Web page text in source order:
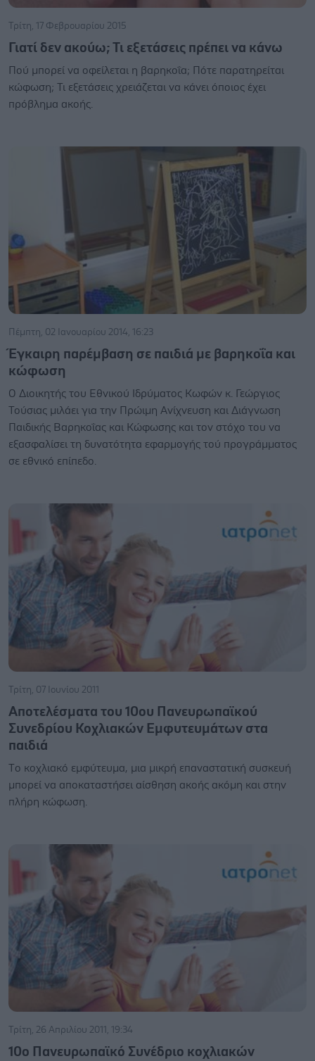
Τρίτη, 17 Φεβρουαρίου 2015
Γιατί δεν ακούω; Τι εξετάσεις πρέπει να κάνω
Πού μπορεί να οφείλεται η βαρηκοΐα; Πότε παρατηρείται
κώφωση; Τι εξετάσεις χρειάζεται να κάνει όποιος έχει
πρόβλημα ακοής.
Πέμπτη, 02 Ιανουαρίου 2014, 16:23
Έγκαιρη παρέμβαση σε παιδιά με βαρηκοΐα και
κώφωση
Ο Διοικητής του Εθνικού Ιδρύματος Κωφών κ. Γεώργιος
Τούσιας μιλάει για την Πρώιμη Ανίχνευση και Διάγνωση
Παιδικής Βαρηκοΐας και Κώφωσης και τον στόχο του να
εξασφαλίσει τη δυνατότητα εφαρμογής τού προγράμματος
σε εθνικό επίπεδο.
Τρίτη, 07 Ιουνίου 2011
Αποτελέσματα του 10ου Πανευρωπαϊκού
Συνεδρίου Κοχλιακών Εμφυτευμάτων στα
παιδιά
Tο κοχλιακό εμφύτευμα, μια μικρή επαναστατική συσκευή
μπορεί να αποκαταστήσει αίσθηση ακοής ακόμη και στην
πλήρη κώφωση.
Τρίτη, 26 Απριλίου 2011, 19:34
10ο Πανευρωπαϊκό Συνέδριο κοχλιακών